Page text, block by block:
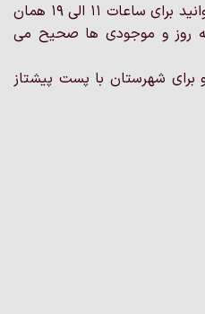
صفحه
محصول
شوند
اگر داخل تهران هستین ، می توانید برای ساعات 11 الی 19 همان
روز و موجودی ها صحیح می
برای شهرستان با پست پیشتاز